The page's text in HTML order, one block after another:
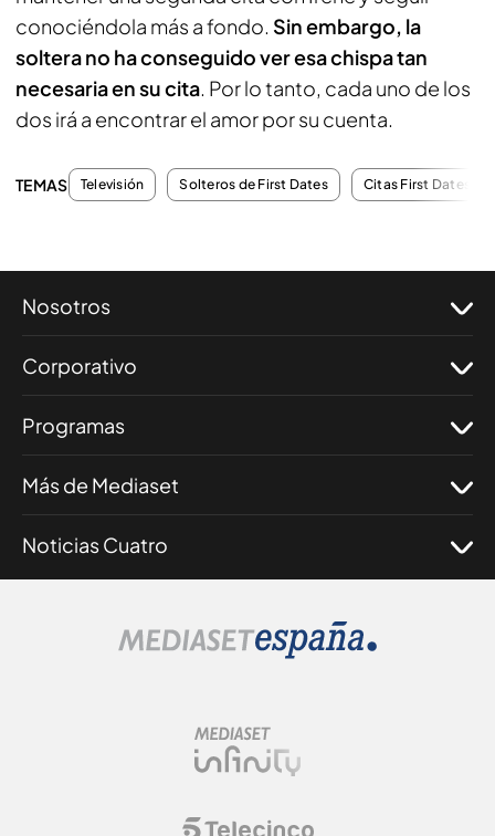
conociéndola más a fondo. Sin embargo, la
soltera no ha conseguido ver esa chispa tan
necesaria en su cita. Por lo tanto, cada uno de los
dos irá a encontrar el amor por su cuenta.
TEMAS Televisión Solteros de First Dates Citas First Dates
Nosotros
Corporativo
Programas
Más de Mediaset
Noticias Cuatro